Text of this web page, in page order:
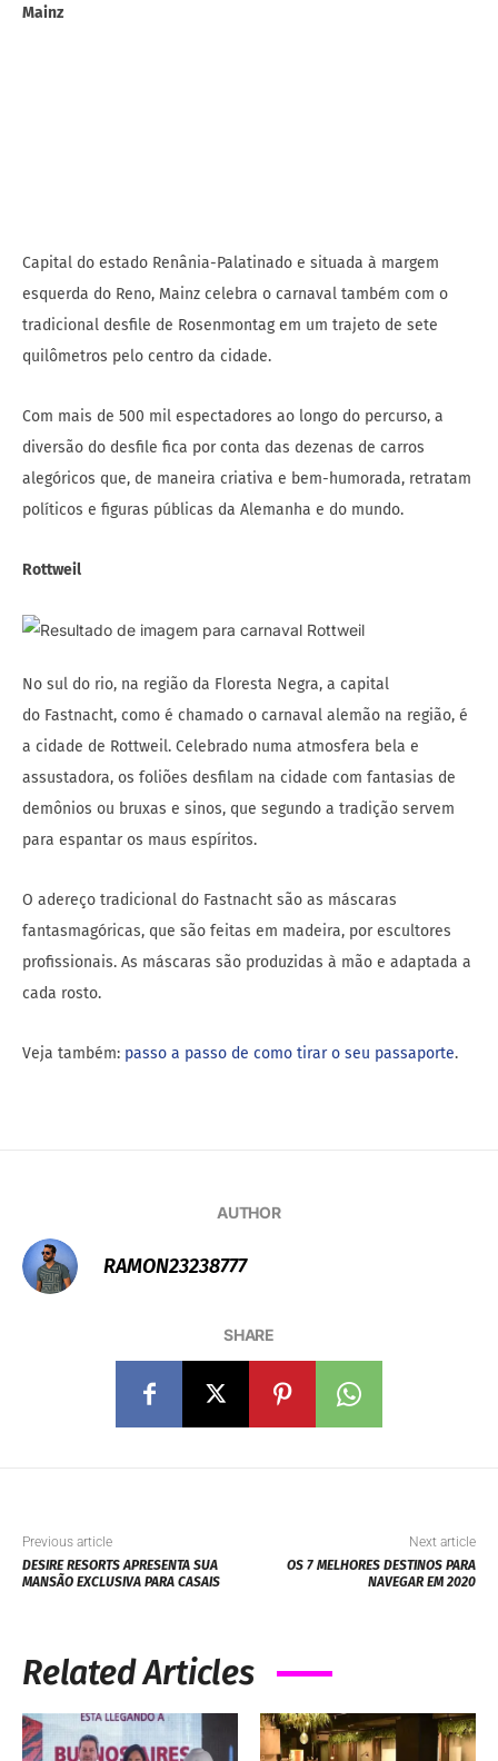
Mainz
Capital do estado Renânia-Palatinado e situada à margem
esquerda do Reno, Mainz celebra o carnaval também com o
tradicional desfile de Rosenmontag em um trajeto de sete
quilômetros pelo centro da cidade.
Com mais de 500 mil espectadores ao longo do percurso, a
diversão do desfile fica por conta das dezenas de carros
alegóricos que, de maneira criativa e bem-humorada, retratam
políticos e figuras públicas da Alemanha e do mundo.
Rottweil
No sul do rio, na região da Floresta Negra, a capital
do Fastnacht, como é chamado o carnaval alemão na região, é
a cidade de Rottweil. Celebrado numa atmosfera bela e
assustadora, os foliões desfilam na cidade com fantasias de
demônios ou bruxas e sinos, que segundo a tradição servem
para espantar os maus espíritos.
O adereço tradicional do Fastnacht são as máscaras
fantasmagóricas, que são feitas em madeira, por escultores
profissionais. As máscaras são produzidas à mão e adaptada a
cada rosto.
Veja também: passo a passo de como tirar o seu passaporte.
AUTHOR
RAMON23238777
SHARE
Previous article
DESIRE RESORTS APRESENTA SUA
MANSÃO EXCLUSIVA PARA CASAIS
Next article
OS 7 MELHORES DESTINOS PARA
NAVEGAR EM 2020
Related Articles